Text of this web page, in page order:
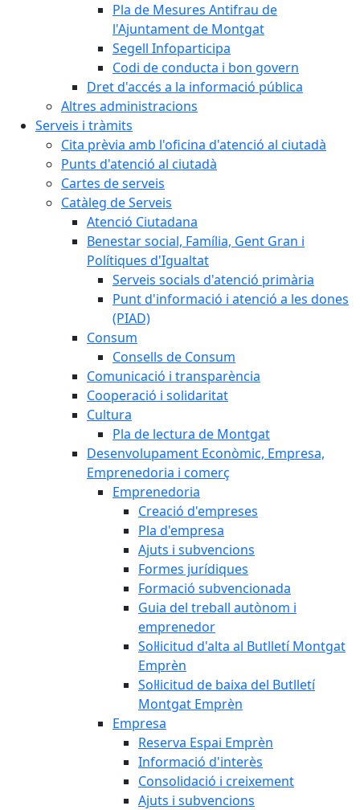
Pla de Mesures Antifrau de
l'Ajuntament de Montgat
Segell Infoparticipa
Codi de conducta i bon govern
Dret d'accés a la informació pública
Altres administracions
Serveis i tràmits
Cita prèvia amb l'oficina d'atenció al ciutadà
Punts d'atenció al ciutadà
Cartes de serveis
Catàleg de Serveis
Atenció Ciutadana
Benestar social, Família, Gent Gran i
Polítiques d'Igualtat
Serveis socials d'atenció primària
Punt d'informació i atenció a les dones
(PIAD)
Consum
Consells de Consum
Comunicació i transparència
Cooperació i solidaritat
Cultura
Pla de lectura de Montgat
Desenvolupament Econòmic, Empresa,
Emprenedoria i comerç
Emprenedoria
Creació d'empreses
Pla d'empresa
Ajuts i subvencions
Formes jurídiques
Formació subvencionada
Guia del treball autònom i
emprenedor
Sol·licitud d'alta al Butlletí Montgat
Emprèn
Sol·licitud de baixa del Butlletí
Montgat Emprèn
Empresa
Reserva Espai Emprèn
Informació d'interès
Consolidació i creixement
Ajuts i subvencions